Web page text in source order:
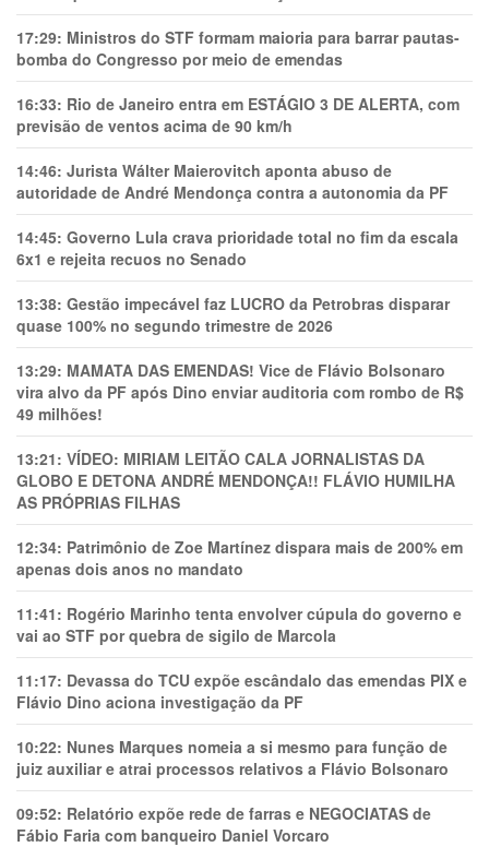
17:29: Ministros do STF formam maioria para barrar pautas-
bomba do Congresso por meio de emendas
16:33: Rio de Janeiro entra em ESTÁGIO 3 DE ALERTA, com
previsão de ventos acima de 90 km/h
14:46: Jurista Wálter Maierovitch aponta abuso de
autoridade de André Mendonça contra a autonomia da PF
14:45: Governo Lula crava prioridade total no fim da escala
6x1 e rejeita recuos no Senado
13:38: Gestão impecável faz LUCRO da Petrobras disparar
quase 100% no segundo trimestre de 2026
13:29: MAMATA DAS EMENDAS! Vice de Flávio Bolsonaro
vira alvo da PF após Dino enviar auditoria com rombo de R$
49 milhões!
13:21: VÍDEO: MIRIAM LEITÃO CALA JORNALISTAS DA
GLOBO E DETONA ANDRÉ MENDONÇA!! FLÁVIO HUMILHA
AS PRÓPRIAS FILHAS
12:34: Patrimônio de Zoe Martínez dispara mais de 200% em
apenas dois anos no mandato
11:41: Rogério Marinho tenta envolver cúpula do governo e
vai ao STF por quebra de sigilo de Marcola
11:17: Devassa do TCU expõe escândalo das emendas PIX e
Flávio Dino aciona investigação da PF
10:22: Nunes Marques nomeia a si mesmo para função de
juiz auxiliar e atrai processos relativos a Flávio Bolsonaro
09:52: Relatório expõe rede de farras e NEGOCIATAS de
Fábio Faria com banqueiro Daniel Vorcaro